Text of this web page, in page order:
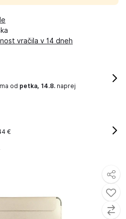
vračila v 14 dneh
od petka, 14.8. naprej
€